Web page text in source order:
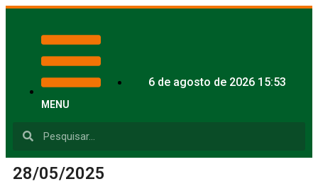
MENU
6 de agosto de 2026 15:53
28/05/2025